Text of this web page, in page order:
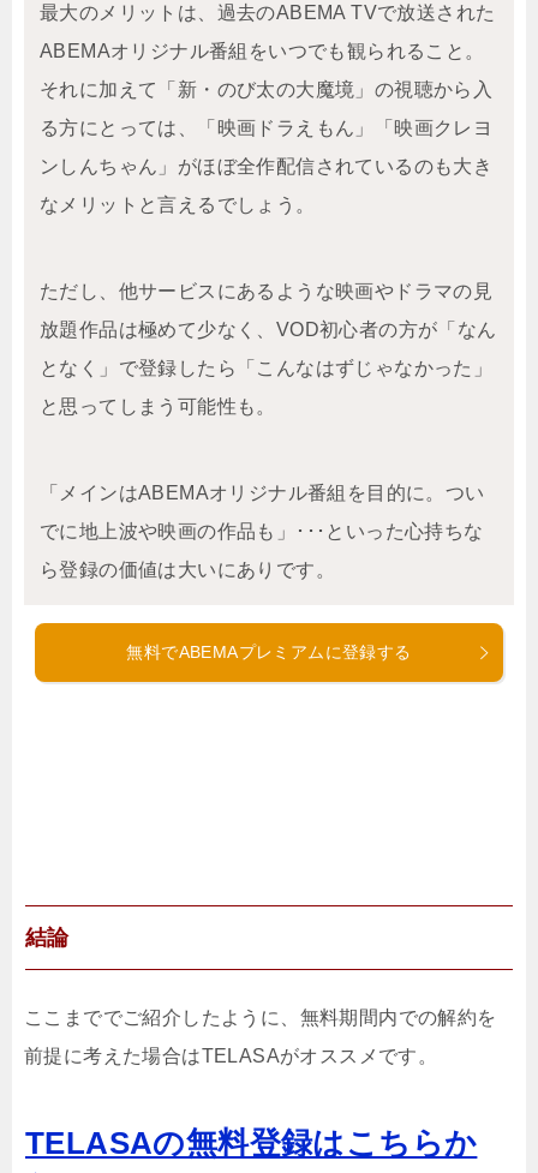
最大のメリットは、過去のABEMA TVで放送された
ABEMAオリジナル番組をいつでも観られること。
それに加えて「新・のび太の大魔境」の視聴から入
る方にとっては、「映画ドラえもん」「映画クレヨ
ンしんちゃん」がほぼ全作配信されているのも大き
なメリットと言えるでしょう。
ただし、他サービスにあるような映画やドラマの見
放題作品は極めて少なく、VOD初心者の方が「なん
となく」で登録したら「こんなはずじゃなかった」
と思ってしまう可能性も。
「メインはABEMAオリジナル番組を目的に。つい
でに地上波や映画の作品も」･･･といった心持ちな
ら登録の価値は大いにありです。
無料でABEMAプレミアムに登録する
結論
ここまででご紹介したように、無料期間内での解約を
前提に考えた場合はTELASAがオススメです。
TELASAの無料登録はこちらか